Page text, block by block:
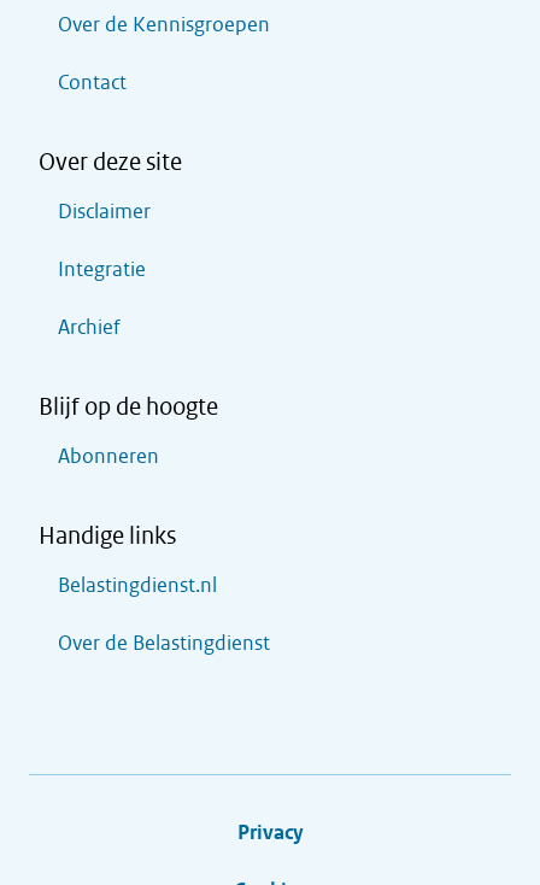
Over de Kennisgroepen
Contact
Over deze site
Disclaimer
Integratie
Archief
Blijf op de hoogte
Abonneren
Handige links
Belastingdienst.nl
Over de Belastingdienst
Privacy